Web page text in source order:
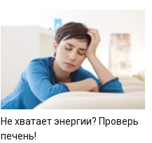
Не хватает энергии? Проверь
печень!